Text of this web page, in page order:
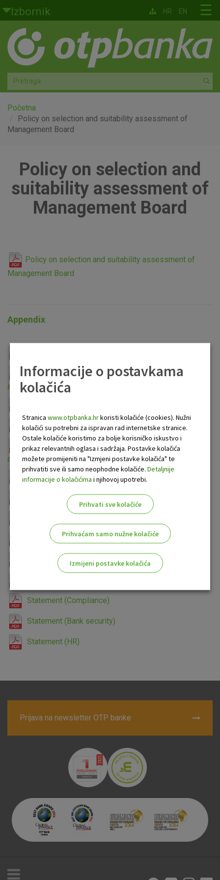
Skoči na glavni sadržaj
Izbornik
Građani
Privatno bankarstvo
Agro
Mala poduzeća i obrtnici
Srednja i velika poduzeća
☰
HR EN
Početna
Policy on selection and suitability assessment of
Management Board
Policy on selection and
suitability assessment of
Management Board
Policy on selection and suitability assessment of
Management Board
Appendix
Declaration for annual or extraordinary suitability
assessment
Collective Suitability Assessment Template
Result of the Suitability Assessment of the president
or member of the Management Board
Questionnaire for the candidate
CRO National Specifics Template
Declaration by the credit institution
Statement on judicial procedures
Statement (Compliance)
Statement (Bank security)
Statement (HR)
Prijava na newsletter OTP banke
Informacije o postavkama
kolačića
Stranica www.otpbanka.hrkoristi kolačiće (cookies). Nužni
kolačići su potrebni za ispravan rad internetske stranice.
Ostale kolačiće koristimo za bolje korisničko iskustvo i
prikaz relevantnih oglasa i sadržaja. Postavke kolačića
možete promijeniti na "Izmjeni postavke kolačića" te
prihvatiti sve ili samo neophodne kolačiće. Detaljnije
informacije o kolačićima i njihovoj upotrebi.
Prihvati sve kolačiće
Prihvaćam samo nužne kolačiće
Izmijeni postavke kolačića
Ovi kolačići nužni su za funkcioniranje internetske stranice i
ne mogu se isključiti u našim sustavima. Uobičajeno se
postavljaju kao odgovor na vaše radnje koje uključuju zahtjev
za uslugama, kao što su postavke kolačića. Svoj preglednik
možete postaviti da blokira te kolačiće ili pošalje upozorenje
o njima, ali u tom slučaju neki dijelovi stranice neće raditi. Ti
kolačići ne pohranjuju nikakve informacije koje bi vas mogle
identificirati.